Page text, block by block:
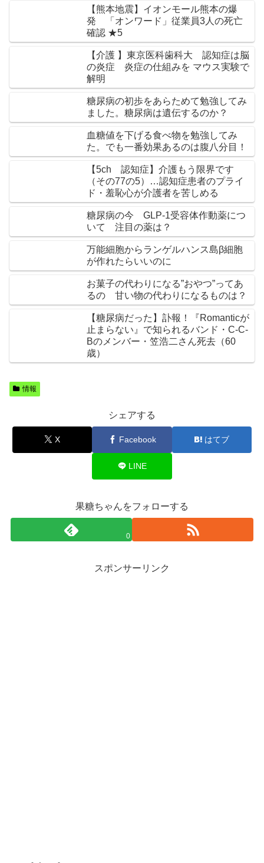
【熊本地震】イオンモール熊本の爆
発 「オンワード」従業員3人の死亡
確認 ★5
【介護 】東京医科歯科大 認知症は脳
の炎症 炎症の仕組みを マウス実験で
解明
糖尿病の初歩をあらためて勉強してみ
ました。糖尿病は遺伝するのか？
血糖値を下げる食べ物を勉強してみ
た。でも一番効果あるのは腹八分目！
【5ch 認知症】介護もう限界です
（その77の5）…認知症患者のプライ
ド・羞恥心が介護者を苦しめる
糖尿病の今 GLP-1受容体作動薬につ
いて 注目の薬は？
万能細胞からランゲルハンス島β細胞
が作れたらいいのに
お菓子の代わりになる”おやつ”ってあ
るの 甘い物の代わりになるものは？
【糖尿病だった】訃報！『Romanticが
止まらない』で知られるバンド・C-C-
Bのメンバー・笠浩二さん死去（60
歳）
情報
シェアする
X Facebook はてブ
LINE
果糖ちゃんをフォローする
0
スポンサーリンク